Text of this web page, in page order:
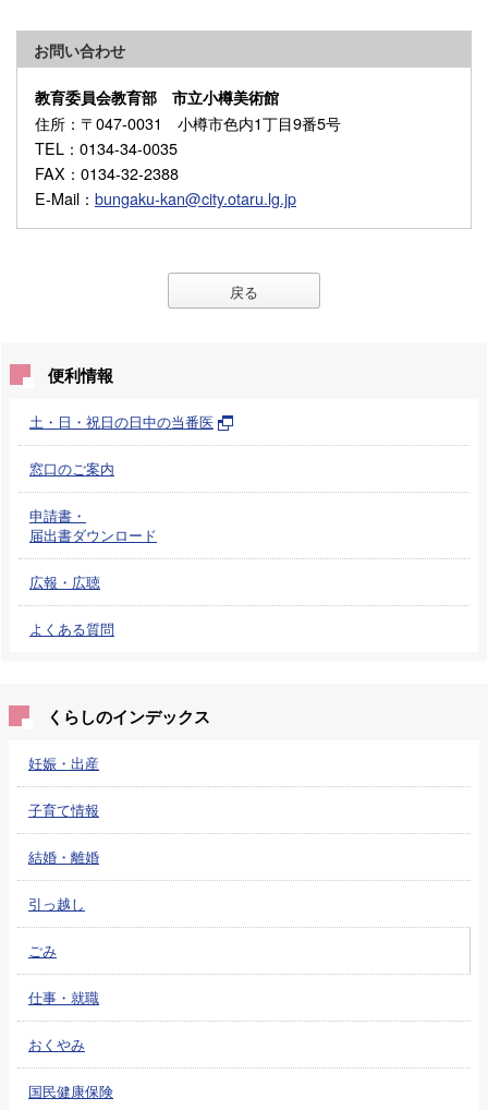
お問い合わせ
教育委員会教育部 市立小樽美術館
住所 ：〒047-0031 小樽市色内1丁目9番5号
TEL ：0134-34-0035
FAX ：0134-32-2388
E-Mail ： bungaku-kan@city.otaru.lg.jp
戻る
便利情報
土・日・祝日の日中の当番医
窓口のご案内
申請書・
届出書ダウンロード
広報・広聴
よくある質問
くらしのインデックス
妊娠・出産
子育て情報
結婚・離婚
引っ越し
ごみ
仕事・就職
おくやみ
国民健康保険